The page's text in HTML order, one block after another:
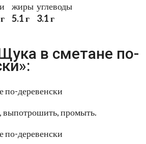
жиры
5.1 г
углеводы
3.1 г
в сметане по-
промыть.